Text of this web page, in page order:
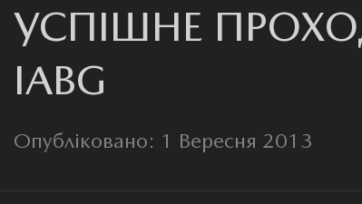
УСПІШНЕ
IABG
Опубліковано: 1 Вересня 2013